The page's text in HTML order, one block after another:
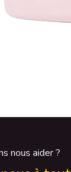
nous aider ?